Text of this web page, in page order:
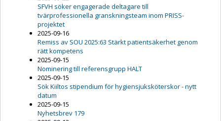
SFVH söker engagerade deltagare till
tvärprofessionella granskningsteam inom PRISS-
projektet
2025-09-16
Remiss av SOU 2025:63 Stärkt patientsäkerhet genom
rätt kompetens
2025-09-15
Nominering till referensgrupp HALT
2025-09-15
Sök Kiiltos stipendium för hygiensjuksköterskor - nytt
datum
2025-09-15
Nyhetsbrev 179